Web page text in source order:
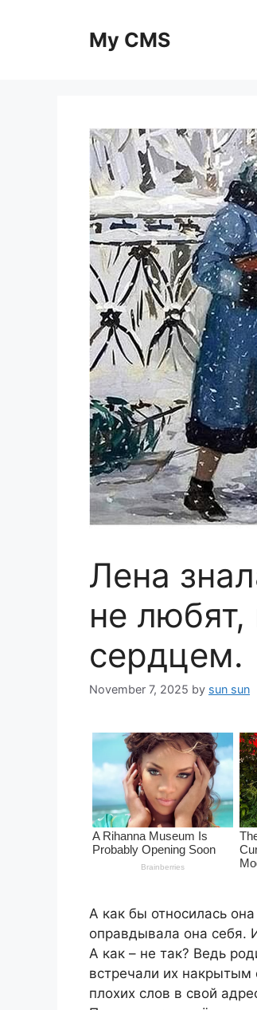
My CMS
Лена
не
сердцем.
November 7, 2025 by sun sun
А как бы относилась
оправдывала она себя.
А как – не так? Ведь
встречали их накрытым
плохих слов в свой